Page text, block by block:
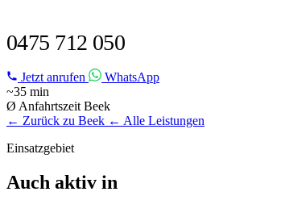
0475 712 050
Jetzt anrufen
WhatsApp
~35 min
Ø Anfahrtszeit Beek
← Zurück zu Beek ← Alle Leistungen
Einsatzgebiet
Auch aktiv in